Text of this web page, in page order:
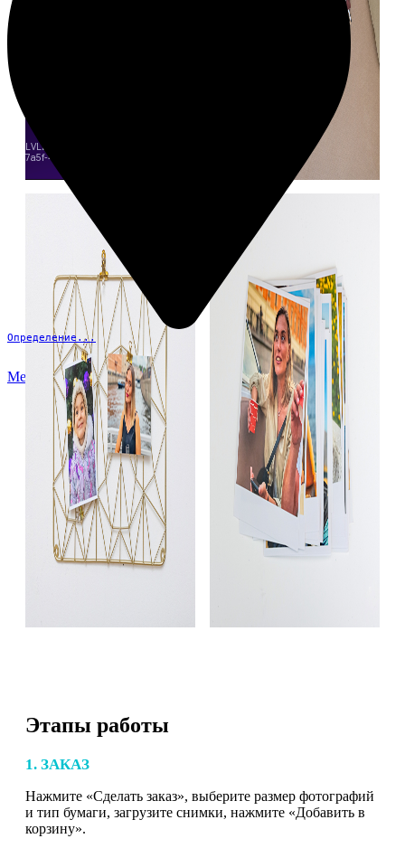
Определение...
Меню
Этапы работы
1. ЗАКАЗ
Нажмите «Сделать заказ», выберите размер фотографий
и тип бумаги, загрузите снимки, нажмите «Добавить в
корзину».